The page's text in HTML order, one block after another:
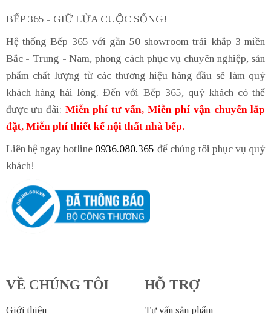
BẾP 365 - GIỮ LỬA CUỘC SỐNG!
Hệ thống Bếp 365 với gần 50 showroom trải khắp 3 miền
Bắc - Trung - Nam, phong cách phục vụ chuyên nghiệp, sản
phẩm chất lượng từ các thương hiệu hàng đầu sẽ làm quý
khách hàng hài lòng. Đến với Bếp 365, quý khách có thể
được ưu đãi: Miễn phí tư vấn, Miễn phí vận chuyển lắp
đặt, Miễn phí thiết kế nội thất nhà bếp.
Liên hệ ngay hotline 0936.080.365 để chúng tôi phục vụ quý
khách!
VỀ CHÚNG TÔI
Giới thiệu
HỖ TRỢ
Tư vấn sản phẩm